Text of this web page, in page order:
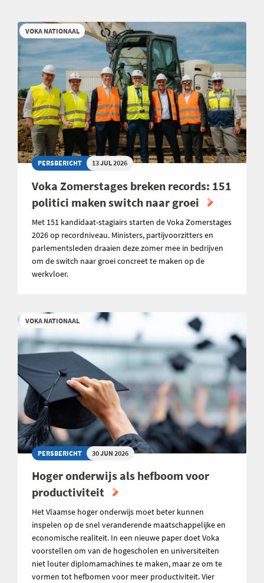
VOKA NATIONAAL
PERSBERICHT 13 JUL 2026
Voka Zomerstages breken records: 151
politici maken switch naar groei
Met 151 kandidaat-stagiairs starten de Voka Zomerstages
2026 op recordniveau. Ministers, partijvoorzitters en
parlementsleden draaien deze zomer mee in bedrijven
om de switch naar groei concreet te maken op de
werkvloer.
VOKA NATIONAAL
PERSBERICHT 30 JUN 2026
Hoger onderwijs als hefboom voor
productiviteit
Het Vlaamse hoger onderwijs moet beter kunnen
inspelen op de snel veranderende maatschappelijke en
economische realiteit. In een nieuwe paper doet Voka
voorstellen om van de hogescholen en universiteiten
niet louter diplomamachines te maken, maar ze om te
vormen tot hefbomen voor meer productiviteit. Vier